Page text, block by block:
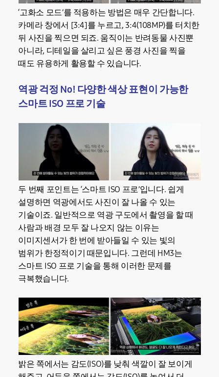
‘고화소 모드’를 적용하는 방법은 매우 간단합니다.
카메라 창에서 [3:4]를 누르고, 3:4(108MP)를 터치한
뒤 사진을 찍으면 되죠. 움직이는 반려동물 사진뿐
아니라, 디테일을 살리고 싶은 풍경 사진을 찍을
때도 유용하게 활용할 수 있습니다.
역광 걱정 No! 다양한 색상 표현이 가능한
스마트 ISO 프로 기술
두 번째 포인트는 ‘스마트 ISO 프로’입니다. 쉽게
설명하면 역광에서도 사진이 잘 나올 수 있는
기술이죠. 일반적으로 역광 구도에서 촬영을 할 때
사람과 배경 모두 잘 나오지 않는 이유는
이미지센서가 한 번에 받아들일 수 있는 빛의
범위가 한정적이기 때문입니다. 그런데 HM3는
스마트 ISO 프로 기술을 통해 이러한 문제를
극복했습니다.
밝은 쪽에서는 감도(ISO)를 낮춰 색깔이 잘 보이게